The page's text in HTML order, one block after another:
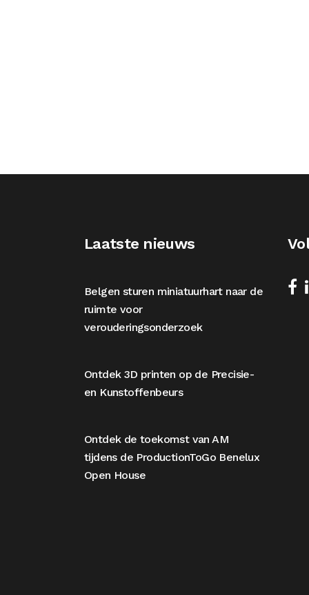
Laatste nieuws
Belgen sturen miniatuurhart naar de
ruimte voor
verouderingsonderzoek
Ontdek 3D printen op de Precisie-
en Kunstoffenbeurs
Ontdek de toekomst van AM
tijdens de ProductionToGo Benelux
Open House